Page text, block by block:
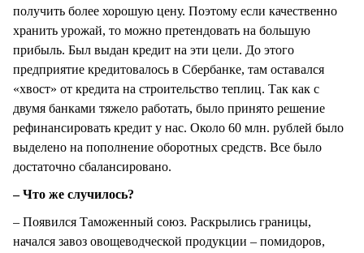
получить более хорошую цену. Поэтому если качественно
хранить урожай, то можно претендовать на большую
прибыль. Был выдан кредит на эти цели. До этого
предприятие кредитовалось в Сбербанке, там оставался
«хвост» от кредита на строительство теплиц. Так как с
двумя банками тяжело работать, было принято решение
рефинансировать кредит у нас. Около 60 млн. рублей было
выделено на пополнение оборотных средств. Все было
достаточно сбалансировано.
– Что же случилось?
– Появился Таможенный союз. Раскрылись границы,
начался завоз овощеводческой продукции – помидоров,